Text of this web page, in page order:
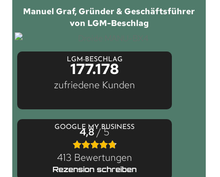
Manuel Graf, Gründer & Geschäftsführer
von LGM-Beschlag
LGM-BESCHLAG
177.178
zufriedene Kunden
GOOGLE MY BUSINESS
4,8/ 5
413 Bewertungen
Rezension schreiben